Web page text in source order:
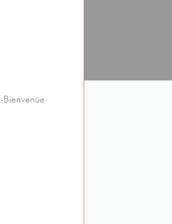
une nouvelle fenêtre))